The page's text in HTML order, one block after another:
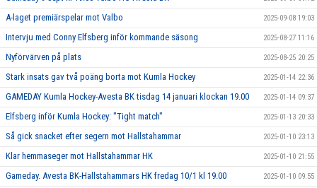
A-laget premiärspelar mot Valbo 2025-09-08 19:03
Intervju med Conny Elfsberg inför kommande säsong 2025-08-27 11:16
Nyförvärven på plats 2025-08-25 20:25
Stark insats gav två poäng borta mot Kumla Hockey 2025-01-14 22:36
GAMEDAY Kumla Hockey-Avesta BK tisdag 14 januari klockan 19.00 2025-01-14 09:37
Elfsberg inför Kumla Hockey: "Tight match" 2025-01-13 20:33
Så gick snacket efter segern mot Hallstahammar 2025-01-10 23:13
Klar hemmaseger mot Hallstahammar HK 2025-01-10 21:55
Gameday. Avesta BK-Hallstahammars HK fredag 10/1 kl 19.00 2025-01-10 09:55